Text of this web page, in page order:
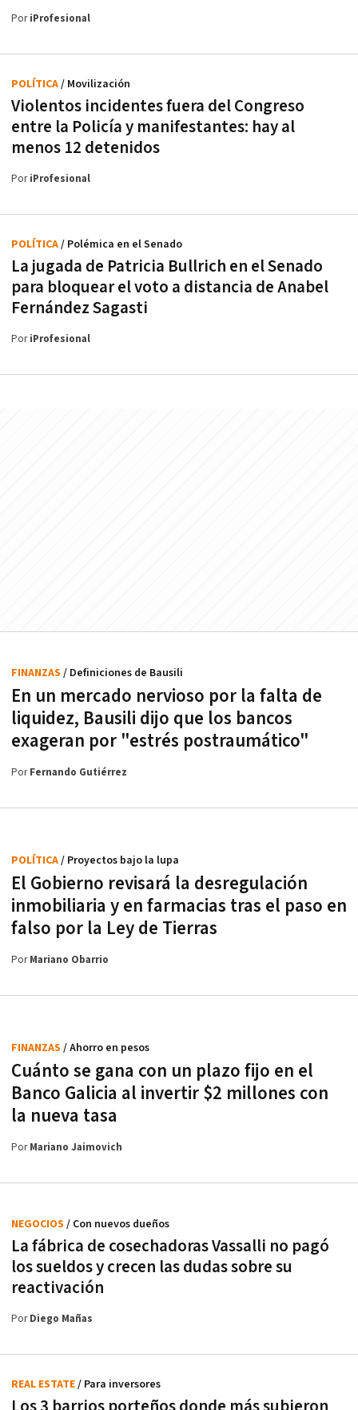
PoriProfesional
Violentos incidentes fuera del Congreso
entre la Policía y manifestantes: hay al
menos 12 detenidos
POLÍTICA/ Movilización
PoriProfesional
La jugada de Patricia Bullrich en el Senado
para bloquear el voto a distancia de Anabel
Fernández Sagasti
POLÍTICA/ Polémica en el Senado
PoriProfesional
En un mercado nervioso por la falta de
liquidez, Bausili dijo que los bancos
exageran por "estrés postraumático"
FINANZAS / Definiciones de Bausili
PorFernando Gutiérrez
El Gobierno revisará la desregulación
inmobiliaria y en farmacias tras el paso en
falso por la Ley de Tierras
POLÍTICA/ Proyectos bajo la lupa
PorMariano Obarrio
Cuánto se gana con un plazo fijo en el
Banco Galicia al invertir $2 millones con
la nueva tasa
FINANZAS / Ahorro en pesos
PorMariano Jaimovich
La fábrica de cosechadoras Vassalli no pagó
los sueldos y crecen las dudas sobre su
reactivación
NEGOCIOS / Con nuevos dueños
PorDiego Mañas
REAL ESTATE/ Para inversores